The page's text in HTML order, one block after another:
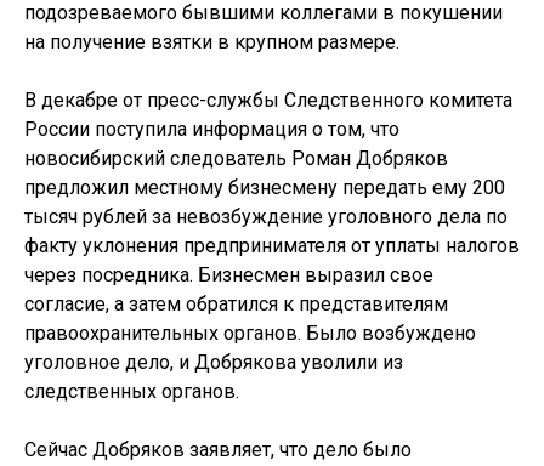
подозреваемого бывшими коллегами в покушении
на получение взятки в крупном размере.
В декабре от пресс-службы Следственного комитета
России поступила информация о том, что
новосибирский следователь Роман Добряков
предложил местному бизнесмену передать ему 200
тысяч рублей за невозбуждение уголовного дела по
факту уклонения предпринимателя от уплаты налогов
через посредника. Бизнесмен выразил свое
согласие, а затем обратился к представителям
правоохранительных органов. Было возбуждено
уголовное дело, и Добрякова уволили из
следственных органов.
Сейчас Добряков заявляет, что дело было